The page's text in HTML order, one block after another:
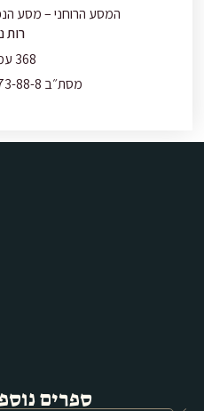
המסע הרוחני – מסע
רות
368 עמודים
מסת״ב 978-965-7773-88-8
ספרים